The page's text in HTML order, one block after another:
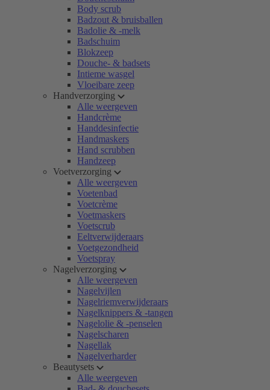
Body scrub
Badzout & bruisballen
Badolie & -melk
Badschuim
Blokzeep
Douche- & badsets
Intieme wasgel
Vloeibare zeep
Handverzorging
Alle weergeven
Handcrème
Handdesinfectie
Handmaskers
Hand scrubben
Handzeep
Voetverzorging
Alle weergeven
Voetenbad
Voetcrème
Voetmaskers
Voetscrub
Eeltverwijderaars
Voetgezondheid
Voetspray
Nagelverzorging
Alle weergeven
Nagelvijlen
Nagelriemverwijderaars
Nagelknippers & -tangen
Nagelolie & -penselen
Nagelscharen
Nagellak
Nagelverharder
Beautysets
Alle weergeven